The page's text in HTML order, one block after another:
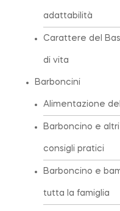
adattabilità
Carattere del
di vita
Barboncini
Alimentazione
Barboncino e
consigli pratici
Barboncino e
tutta la famiglia